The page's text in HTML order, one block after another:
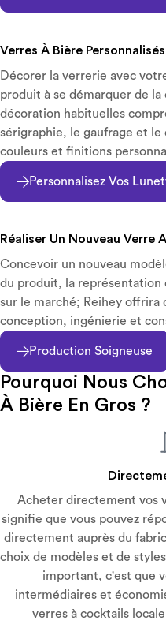
Verres À Bière
Décorer la verrerie avec
produit à se démarquer de
décoration habituelles
sérigraphie, le gaufrage et le
couleurs et finitions
Personnalisez Vos
Réaliser Un Nouveau Verre
Concevoir un nouveau
du produit, la représentation
sur le marché; Reihey offrira
conception, ingénierie et
Production Soigneuse
Pourquoi Nous
À Bière En Gros ?
Acheter directement vos
signifie que vous pouvez
directement auprès du
choix de modèles et de
important, c'est que
intermédiaires et
verres à cocktails